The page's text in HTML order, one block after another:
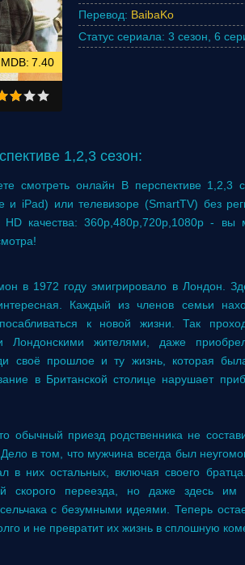
7.40
Перевод: BaibaKo
Статус сериала: 3 сезон, 6
1,2,3 сезон:
смотреть онлайн В перспективе 1,2,3
и iPad) или телевизоре (SmartTV) без
HD качества: 360p,480p,720p,1080p -
в 1972 году эмигрировало в Лондон.
Каждый из членов семьи
к новой жизни. Так
Лондонскими жителями, даже
своё прошлое и ту жизнь, которая
в Британской столице нарушает
обычный приезд родственника не
в том, что мужчина всегда был
в них остальных, включая своего
скорого переезда, но даже здесь им
с безумными идеями. Теперь
и не превратит их жизнь в сплошную